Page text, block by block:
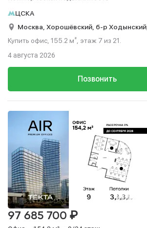
ЦСКА
Москва, Хорошёвский, б-р Ходынский,
Купить офис, 155.2 м², этаж 7 из 21.
Позвонить
4 августа 2026
97 685 700 ₽